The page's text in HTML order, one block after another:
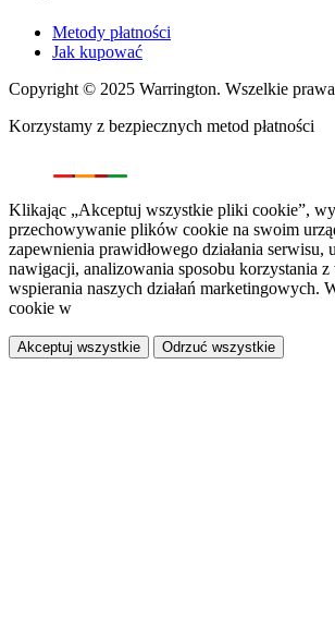
Metody płatności
Jak kupować
Copyright © 2025 Warrington. Wszelkie prawa
Korzystamy z bezpiecznych metod płatności
Klikając „Akceptuj wszystkie pliki cookie”,
przechowywanie plików cookie na swoim
zapewnienia prawidłowego działania serwisu,
nawigacji, analizowania sposobu korzystania
wspierania naszych działań marketingowych.
cookie w
Akceptuj wszystkie Odrzuć wszystkie